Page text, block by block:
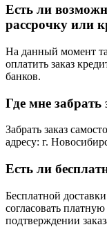
Есть ли
рассрочку или
На данный момент
оплатить заказ
банков.
Где мне забрать
Забрать заказ
адресу: г.
Есть ли
Бесплатной
согласовать
подтверждении